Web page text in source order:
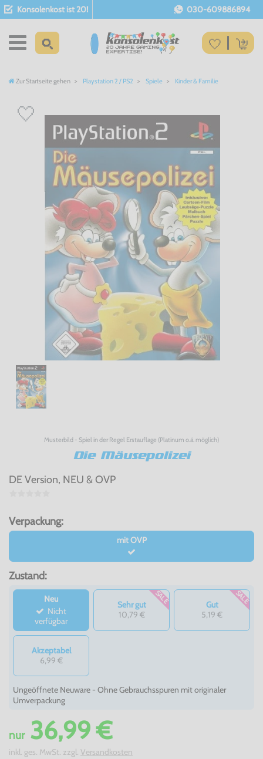
Konsolenkost ist 20! 030-609886894
Zur Startseite gehen Playstation 2 / PS2 Spiele Kinder & Familie
Musterbild - Spiel in der Regel Erstauflage (Platinum o.ä. möglich)
Die Mäusepolizei
DE Version, NEU & OVP
Verpackung:
mit OVP
Zustand:
Neu
verfügbar
Sehr gut
10,79 €
SALE
Gut
5,19 €
SALE
Akzeptabel
6,99 €
Ungeöffnete Neuware - Ohne Gebrauchsspuren mit originaler
Umverpackung
nur36,99 €
inkl. ges. MwSt. zzgl. Versandkosten